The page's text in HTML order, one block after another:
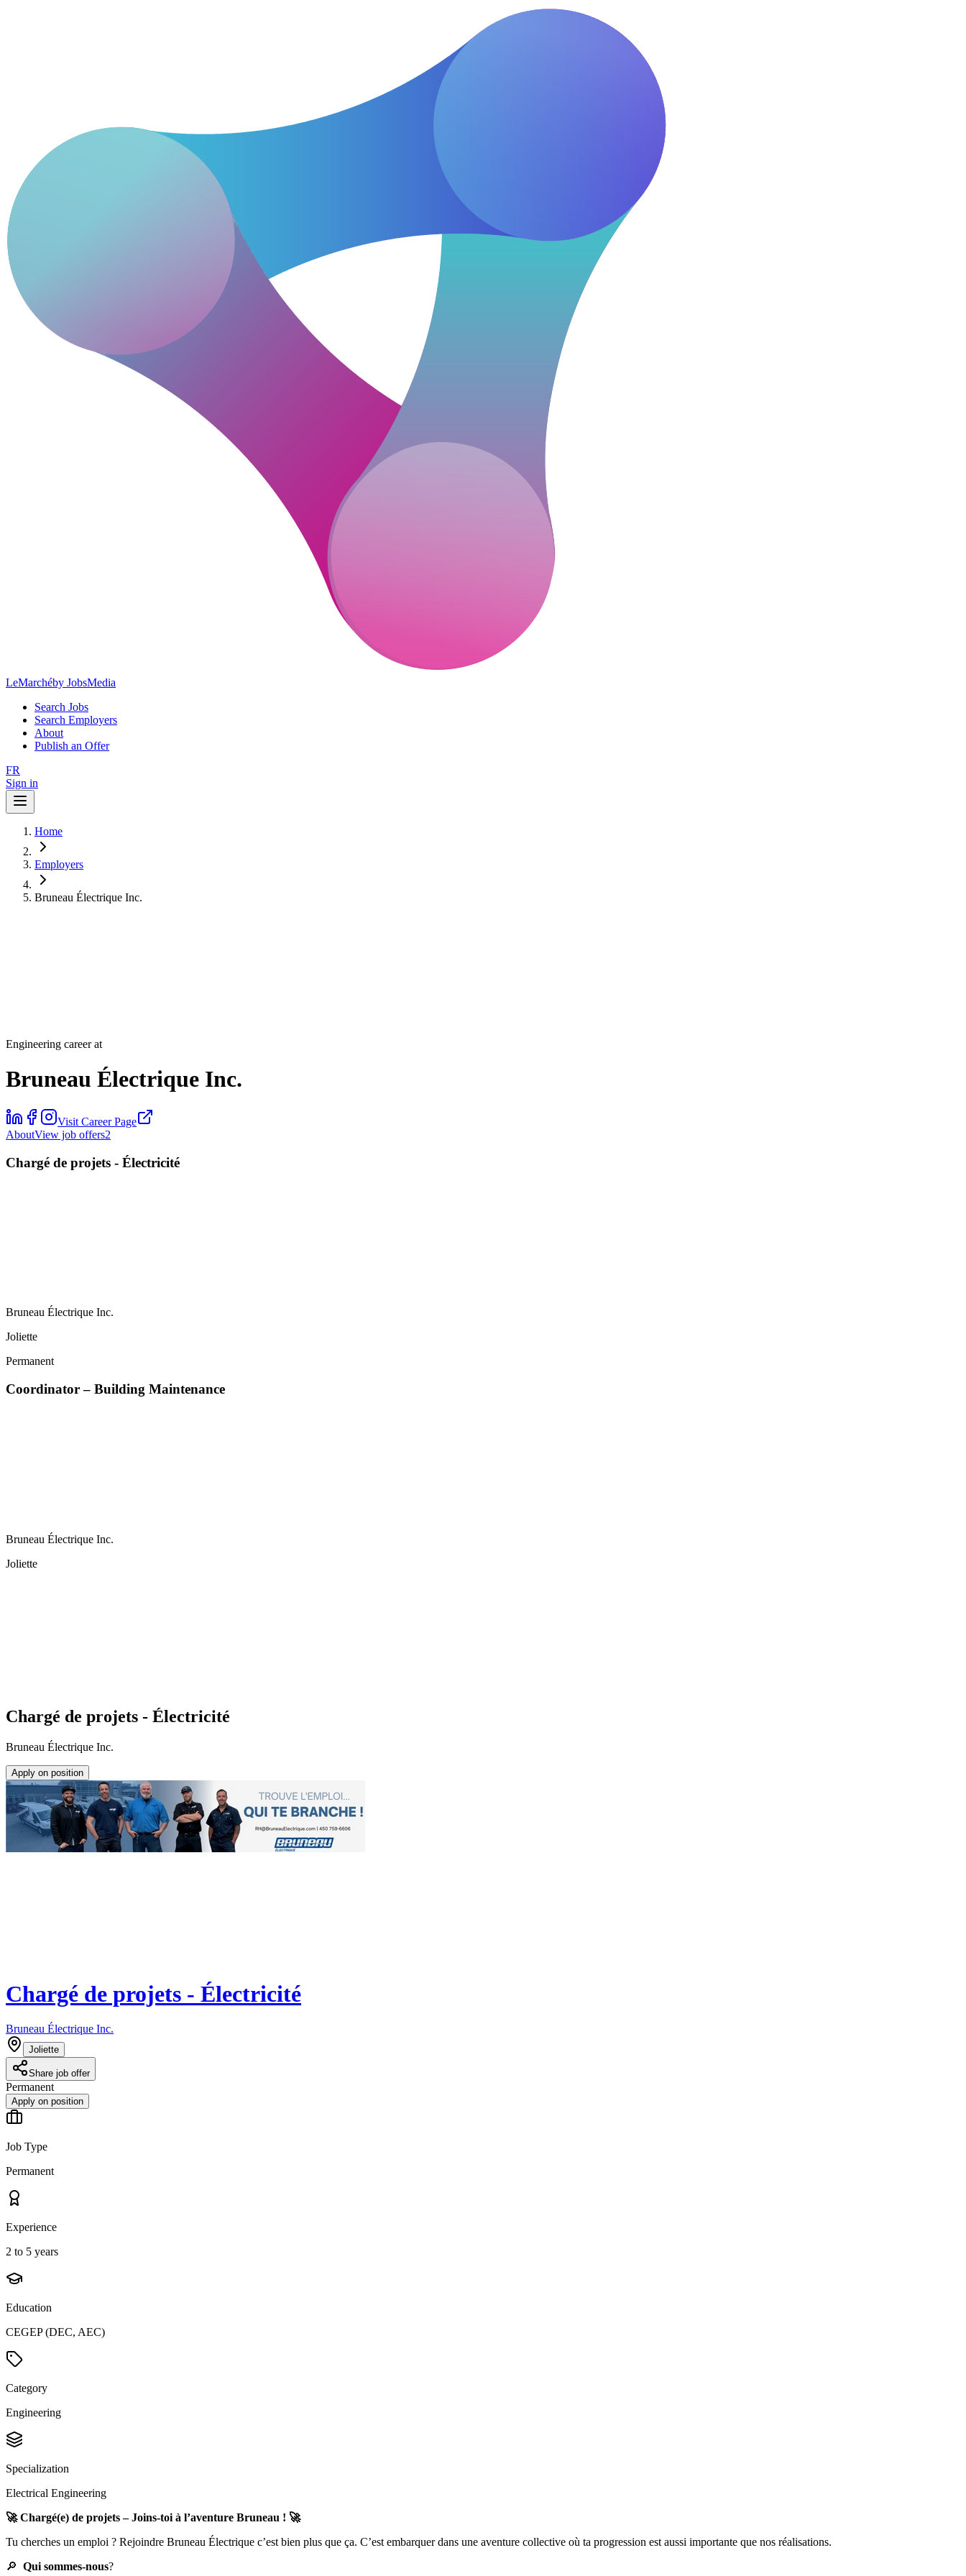
LeMarchéby JobsMedia
Search Jobs
Search Employers
About
Publish an Offer
FR
Sign in
Home
Employers
Bruneau Électrique Inc.
Engineering career at
Bruneau Électrique Inc.
Visit Career Page
AboutView job offers2
Chargé de projets - Électricité
Bruneau Électrique Inc.
Joliette
Permanent
Coordinator – Building Maintenance
Bruneau Électrique Inc.
Joliette
Chargé de projets - Électricité
Bruneau Électrique Inc.
Apply on position
Chargé de projets - Électricité
Bruneau Électrique Inc.
Joliette
Share job offer
Permanent
Apply on position
Job Type
Permanent
Experience
2 to 5 years
Education
CEGEP (DEC, AEC)
Category
Engineering
Specialization
Electrical Engineering
🚀Chargé(e) de projets – Joins-toi à l’aventure Bruneau ! 🚀
Tu cherches un emploi ? Rejoindre Bruneau Électrique c’est bien plus que ça. C’est embarquer dans une aventure collective où ta progression est aussi importante que nos réalisations.
🔎 Qui sommes-nous?